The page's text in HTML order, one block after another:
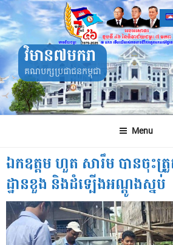
Skip
to
content
វិមាន៧មករា
គណបក្សប្រជាជនកម្ពុជា
Menu
ឯកឧត្តម​ ហួត​ សារឹម បានចុះត្
ដ្ឋានខួង និងដំទ្បេីងអណ្តូង​ស្ន